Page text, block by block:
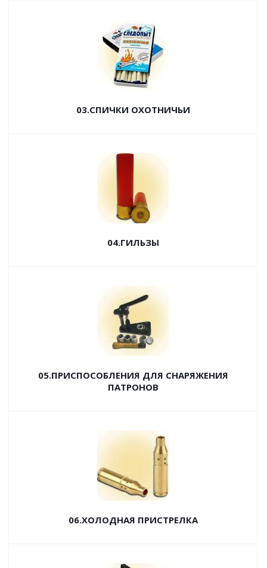
03.СПИЧКИ ОХОТНИЧЬИ
04.ГИЛЬЗЫ
05.ПРИСПОСОБЛЕНИЯ ДЛЯ СНАРЯЖЕНИЯ
ПАТРОНОВ
06.ХОЛОДНАЯ ПРИСТРЕЛКА